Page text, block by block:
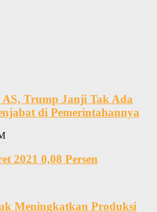
Trump Janji Tak Ada
di Pemerintahannya
2021 0,08 Persen
Meningkatkan Produksi